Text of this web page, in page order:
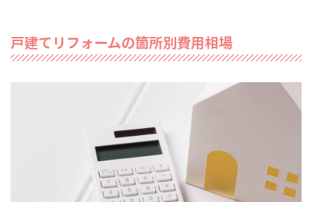
戸建てリフォームの箇所別費用相場